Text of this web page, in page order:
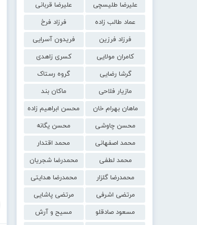
علیرضا طلیسچی
علیرضا قربانی
عماد طالب زاده
فرزاد فرخ
فرزاد فرزین
فریدون آسرایی
کامران مولایی
کسری زاهدی
گرشا رضایی
گروه رستاک
مازیار فلاحی
ماکان بند
ماهان بهرام خان
محسن ابراهیم زاده
محسن چاوشی
محسن یگانه
محمد اصفهانی
محمد اقتدار
محمد لطفی
محمدرضا شجریان
محمدرضا گلزار
محمدرضا هدایتی
مرتضی اشرفی
مرتضی پاشایی
مسعود صادقلو
مسیح و آرش